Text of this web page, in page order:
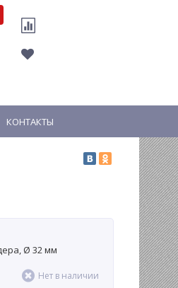
КОНТАКТЫ
Ø 32 мм
Нет в наличии